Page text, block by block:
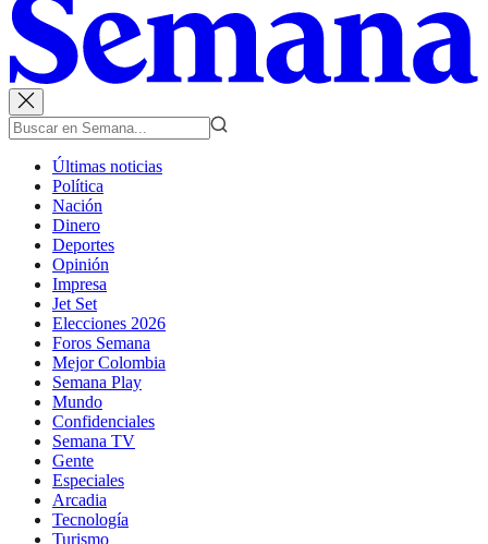
Últimas noticias
Política
Nación
Dinero
Deportes
Opinión
Impresa
Jet Set
Elecciones 2026
Foros Semana
Mejor Colombia
Semana Play
Mundo
Confidenciales
Semana TV
Gente
Especiales
Arcadia
Tecnología
Turismo